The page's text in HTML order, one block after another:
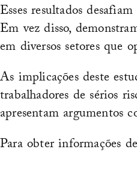
Esses resultados
Em vez disso,
em diversos setores que
As implicações deste
trabalhadores de sérios
apresentam argumentos
Para obter informações